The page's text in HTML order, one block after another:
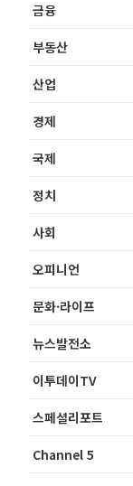
금융
부동산
산업
경제
국제
정치
사회
오피니언
문화·라이프
뉴스발전소
이투데이TV
스페셜리포트
Channel 5